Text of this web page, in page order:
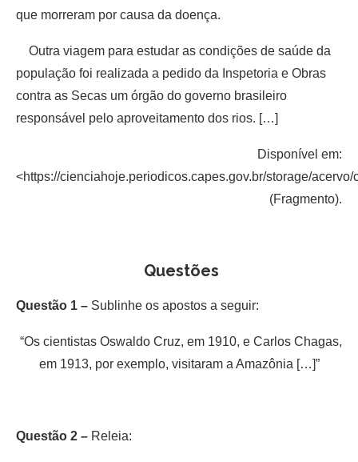
que morreram por causa da doença.
Outra viagem para estudar as condições de saúde da
população foi realizada a pedido da Inspetoria e Obras
contra as Secas um órgão do governo brasileiro
responsável pelo aproveitamento dos rios. […]
Disponível em:
<https://cienciahoje.periodicos.capes.gov.br/storage/acervo/
(Fragmento).
Questões
Questão 1 – Sublinhe os apostos a seguir:
“Os cientistas Oswaldo Cruz, em 1910, e Carlos Chagas,
em 1913, por exemplo, visitaram a Amazônia […]”
Questão 2 – Releia: